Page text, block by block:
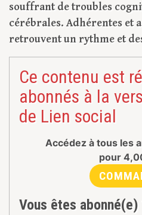
souffrant de troubles
cérébrales. Adhérentes et
retrouvent un rythme et
Ce contenu est
abonnés à la
de Lien social
Accédez à tous les
pour
Vous êtes abonné(e)